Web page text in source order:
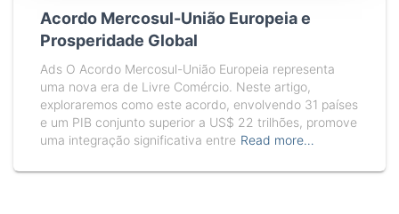
Acordo Mercosul-União Europeia e
Prosperidade Global
Ads O Acordo Mercosul-União Europeia representa
uma nova era de Livre Comércio. Neste artigo,
exploraremos como este acordo, envolvendo 31 países
e um PIB conjunto superior a US$ 22 trilhões, promove
uma integração significativa entre Read more…